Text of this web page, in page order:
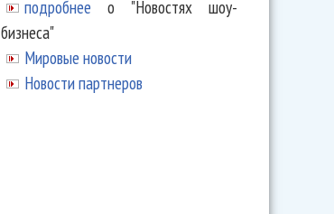
подробнее о "Новостях шоу-
бизнеса"
Мировые новости
Новости партнеров